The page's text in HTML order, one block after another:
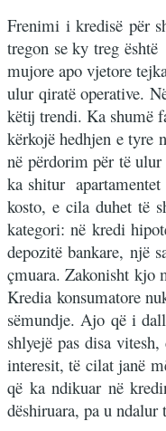
Frenimi i kredisë për
tregon se ky treg
mujore apo vjetore
ulur qiratë operative.
këtij trendi. Ka shumë
kërkojë hedhjen e tyre
në përdorim për të
ka shitur apartamentet
kosto, e cila duhet të
kategori: në kredi
depozitë bankare, një
çmuara. Zakonisht kjo
Kredia konsumatore
sëmundje. Ajo që i
shlyejë pas disa
interesit, të cilat janë
që ka ndikuar në
dëshiruara, pa u